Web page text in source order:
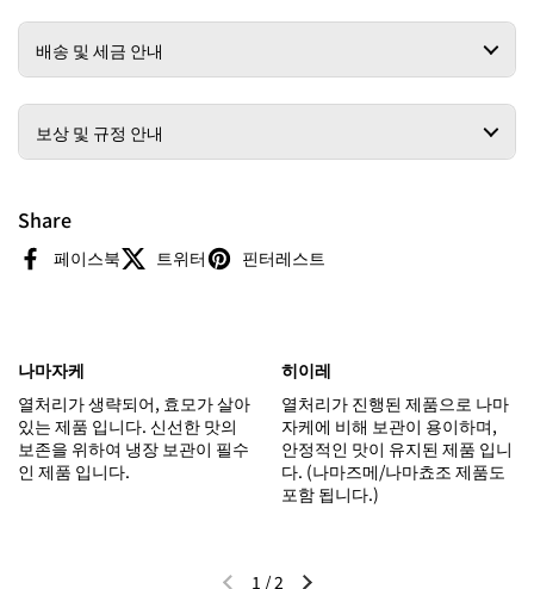
배송 및 세금 안내
보상 및 규정 안내
Share
페이스북 트위터 핀터레스트
나마자케
열처리가 생략되어, 효모가 살아
있는 제품 입니다. 신선한 맛의
보존을 위하여 냉장 보관이 필수
인 제품 입니다.
히이레
열처리가 진행된 제품으로 나마
자케에 비해 보관이 용이하며,
안정적인 맛이 유지된 제품 입니
다. (나마즈메/나마쵸조 제품도
포함 됩니다.)
1 /2